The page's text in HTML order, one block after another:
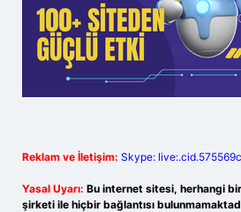
Reklam ve İletişim: Skype:
Yasal Uyarı: Bu internet sitesi, herhangi
şirketi ile hiçbir bağlantısı